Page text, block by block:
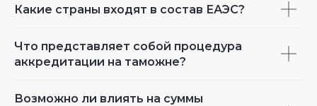
Какие страны входят в состав ЕАЭС?
Что представляет собой процедура
аккредитации на таможне?
Возможно ли влиять на суммы